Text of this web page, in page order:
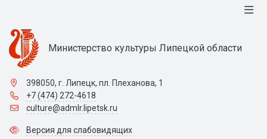
Министерство культуры Липецкой области
398050, г. Липецк, пл. Плеханова, 1
+7 (474) 272-4618
culture@admlr.lipetsk.ru
Версия для слабовидящих